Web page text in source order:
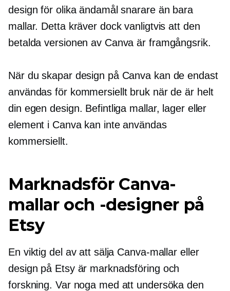
design för olika ändamål snarare än bara
mallar. Detta kräver dock vanligtvis att den
betalda versionen av Canva är framgångsrik.
När du skapar design på Canva kan de endast
användas för kommersiellt bruk när de är helt
din egen design. Befintliga mallar, lager eller
element i Canva kan inte användas
kommersiellt.
Marknadsför Canva-
mallar och -designer på
Etsy
En viktig del av att sälja Canva-mallar eller
design på Etsy är marknadsföring och
forskning. Var noga med att undersöka den